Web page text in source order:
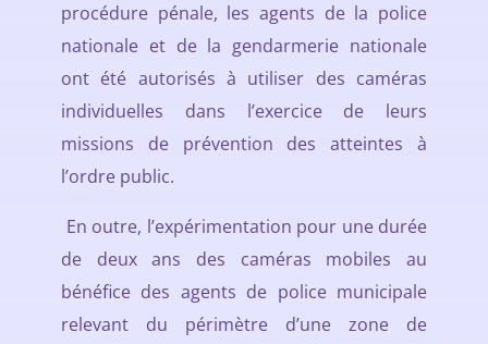
procédure pénale, les agents de la police
nationale et de la gendarmerie nationale
ont été autorisés à utiliser des caméras
individuelles dans l’exercice de leurs
missions de prévention des atteintes à
l’ordre public.
En outre, l’expérimentation pour une durée
de deux ans des caméras mobiles au
bénéfice des agents de police municipale
relevant du périmètre d’une zone de